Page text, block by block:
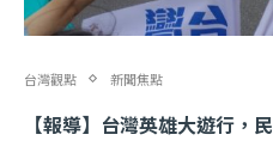
台灣觀點 新聞焦點
【報導】台灣英雄大遊行，